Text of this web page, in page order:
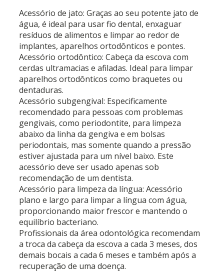
Acessório de jato: Graças ao seu potente jato de
água, é ideal para usar fio dental, enxaguar
resíduos de alimentos e limpar ao redor de
implantes, aparelhos ortodônticos e pontes.
Acessório ortodôntico: Cabeça da escova com
cerdas ultramacias e afiladas. Ideal para limpar
aparelhos ortodônticos como braquetes ou
dentaduras.
Acessório subgengival: Especificamente
recomendado para pessoas com problemas
gengivais, como periodontite, para limpeza
abaixo da linha da gengiva e em bolsas
periodontais, mas somente quando a pressão
estiver ajustada para um nível baixo. Este
acessório deve ser usado apenas sob
recomendação de um dentista.
Acessório para limpeza da língua: Acessório
plano e largo para limpar a língua com água,
proporcionando maior frescor e mantendo o
equilíbrio bacteriano.
Profissionais da área odontológica recomendam
a troca da cabeça da escova a cada 3 meses, dos
demais bocais a cada 6 meses e também após a
recuperação de uma doença.